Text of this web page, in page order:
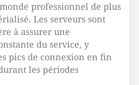
professionnel de plus
Les serveurs sont
à assurer une
du service, y
pics de connexion en fin
les périodes